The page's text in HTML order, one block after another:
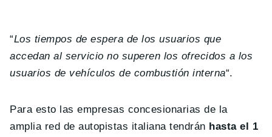
“Los tiempos de espera de los usuarios que
accedan al servicio no superen los ofrecidos a los
usuarios de vehículos de combustión interna“.
Para esto las empresas concesionarias de la
amplia red de autopistas italiana tendrán hasta el 1